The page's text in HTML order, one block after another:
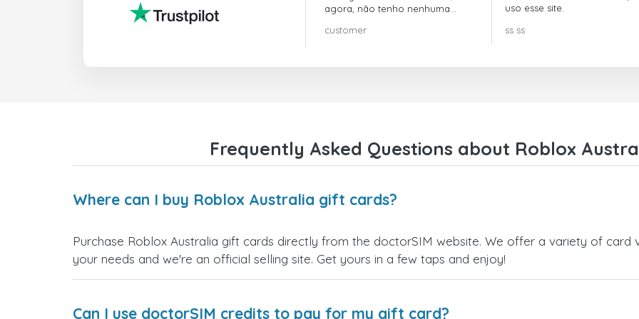
agora, não tenho nenhuma
customer
uso esse site.
ss ss
Frequently Asked Questions about Roblox
Where can I buy Roblox Australia gift cards?
Purchase Roblox Australia gift cards directly from the doctorSIM website. We offer a variety of
your needs and we're an official selling site. Get yours in a few taps and enjoy!
Can I use doctorSIM credits to pay for my gift card?